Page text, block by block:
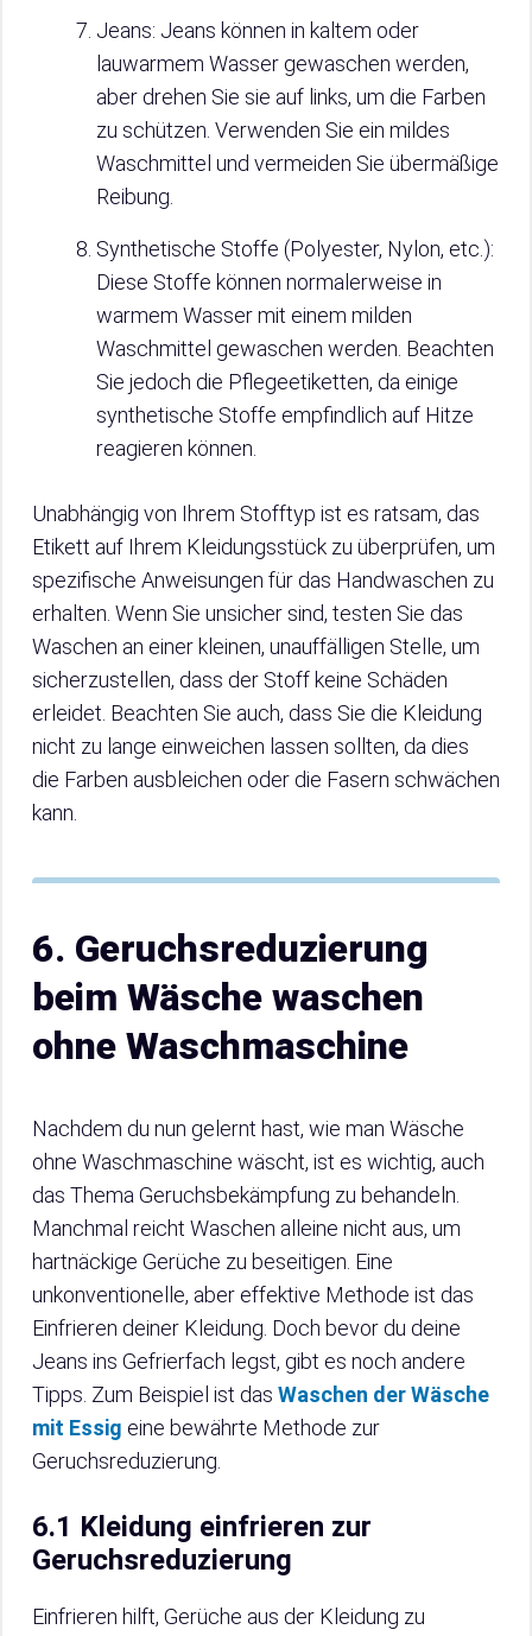
Jeans: Jeans können in kaltem oder
lauwarmem Wasser gewaschen werden,
aber drehen Sie sie auf links, um die Farben
zu schützen. Verwenden Sie ein mildes
Waschmittel und vermeiden Sie übermäßige
Reibung.
Synthetische Stoffe (Polyester, Nylon, etc.):
Diese Stoffe können normalerweise in
warmem Wasser mit einem milden
Waschmittel gewaschen werden. Beachten
Sie jedoch die Pflegeetiketten, da einige
synthetische Stoffe empfindlich auf Hitze
reagieren können.
Unabhängig von Ihrem Stofftyp ist es ratsam, das
Etikett auf Ihrem Kleidungsstück zu überprüfen, um
spezifische Anweisungen für das Handwaschen zu
erhalten. Wenn Sie unsicher sind, testen Sie das
Waschen an einer kleinen, unauffälligen Stelle, um
sicherzustellen, dass der Stoff keine Schäden
erleidet. Beachten Sie auch, dass Sie die Kleidung
nicht zu lange einweichen lassen sollten, da dies
die Farben ausbleichen oder die Fasern schwächen
kann.
6. Geruchsreduzierung
beim Wäsche waschen
ohne Waschmaschine
Nachdem du nun gelernt hast, wie man Wäsche
ohne Waschmaschine wäscht, ist es wichtig, auch
das Thema Geruchsbekämpfung zu behandeln.
Manchmal reicht Waschen alleine nicht aus, um
hartnäckige Gerüche zu beseitigen. Eine
unkonventionelle, aber effektive Methode ist das
Einfrieren deiner Kleidung. Doch bevor du deine
Jeans ins Gefrierfach legst, gibt es noch andere
Tipps. Zum Beispiel ist das Waschen der Wäsche
mit Essig eine bewährte Methode zur
Geruchsreduzierung.
6.1 Kleidung einfrieren zur
Geruchsreduzierung
Einfrieren hilft, Gerüche aus der Kleidung zu